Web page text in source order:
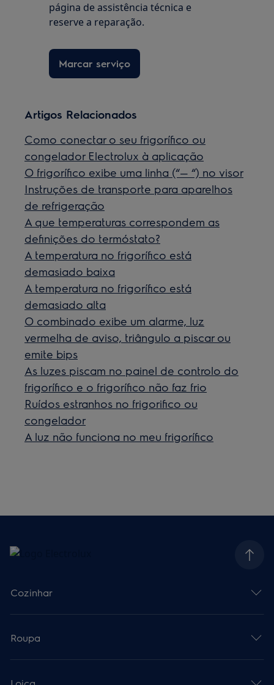
página de assistência técnica e
reserve a reparação.
Marcar serviço
Artigos Relacionados
Como conectar o seu frigorífico ou
congelador Electrolux à aplicação
O frigorífico exibe uma linha (“— “) no visor
Instruções de transporte para aparelhos
de refrigeração
A que temperaturas correspondem as
definições do termóstato?
A temperatura no frigorífico está
demasiado baixa
A temperatura no frigorífico está
demasiado alta
O combinado exibe um alarme, luz
vermelha de aviso, triângulo a piscar ou
emite bips
As luzes piscam no painel de controlo do
frigorífico e o frigorífico não faz frio
Ruídos estranhos no frigorifico ou
congelador
A luz não funciona no meu frigorífico
Cozinhar
Roupa